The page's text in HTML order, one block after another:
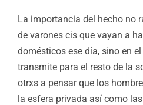
La importancia del hecho no
de varones cis que vayan a
domésticos ese día, sino en
transmite para el resto de la
otrxs a pensar que los
la esfera privada así como